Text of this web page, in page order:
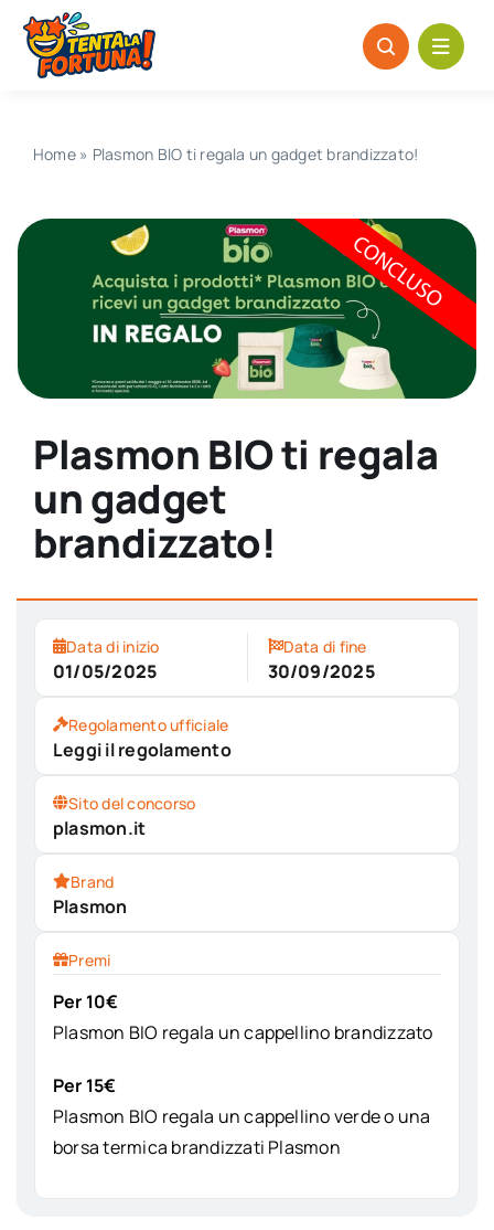
Salta
contenuto
Home» Plasmon BIO ti regala un gadget brandizzato!
Plasmon BIO ti regala
un gadget
brandizzato!
Data di inizio
01/05/2025
Data di fine
30/09/2025
Regolamento ufficiale
Leggi il regolamento
Sito del concorso
plasmon.it
Brand
Plasmon
Premi
Per 10€
Plasmon BIO regala un cappellino brandizzato
Per 15€
Plasmon BIO regala un cappellino verde o una
borsa termica brandizzati Plasmon